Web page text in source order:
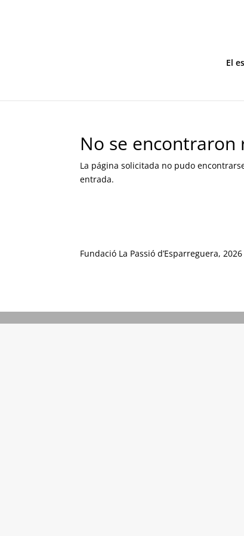
El
No se encontraron
La página solicitada no pudo
entrada.
Fundació La Passió d’Esparreguera, 2026